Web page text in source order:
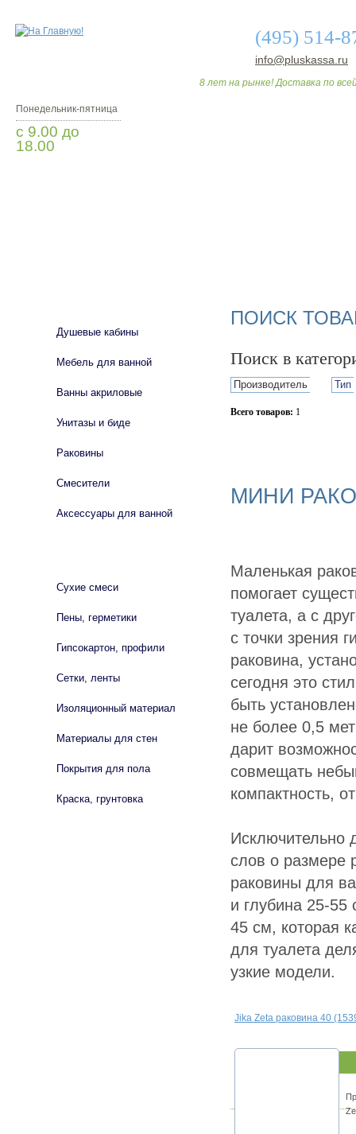
(495) 514-
info@pluskassa.ru
8 лет на рынке! Доставка по
Понедельник-пятница
с 9.00 до
18.00
ПОИСК
Поиск в
Производитель Тип
Всего товаров: 1
МИНИ
Маленькая
помогает
туалета, а с
с точки зрения
раковина,
сегодня это
быть
не более 0,5
дарит
совмещать
компактность,
Исключительно
слов о размере
раковины для
и глубина 25-
45 см, которая
для туалета
узкие модели.
Jika Zeta раковина 40
Душевые кабины
Мебель для ванной
Ванны акриловые
Унитазы и биде
Раковины
Смесители
Аксессуары для ванной
Сухие смеси
Пены, герметики
Гипсокартон, профили
Сетки, ленты
Изоляционный материал
Материалы для стен
Покрытия для пола
Краска, грунтовка